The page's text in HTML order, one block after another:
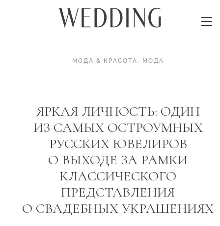
МОДА & КРАСОТА. МОДА
ЯРКАЯ ЛИЧНОСТЬ: ОДИН
ИЗ САМЫХ ОСТРОУМНЫХ
РУССКИХ ЮВЕЛИРОВ
О ВЫХОДЕ ЗА РАМКИ
КЛАССИЧЕСКОГО
ПРЕДСТАВЛЕНИЯ
О СВАДЕБНЫХ УКРАШЕНИЯХ